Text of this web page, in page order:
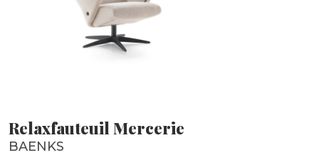
Relaxfauteuil Mercerie
BAENKS